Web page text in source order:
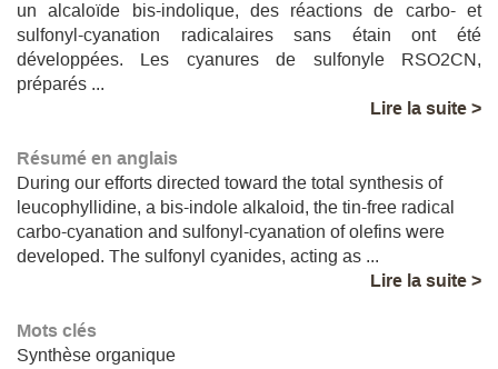
un alcaloïde bis-indolique, des réactions de carbo- et
sulfonyl-cyanation radicalaires sans étain ont été
développées. Les cyanures de sulfonyle RSO2CN,
préparés ...
Lire la suite >
Résumé en anglais
During our efforts directed toward the total synthesis of
leucophyllidine, a bis-indole alkaloid, the tin-free radical
carbo-cyanation and sulfonyl-cyanation of olefins were
developed. The sulfonyl cyanides, acting as ...
Lire la suite >
Mots clés
Synthèse organique